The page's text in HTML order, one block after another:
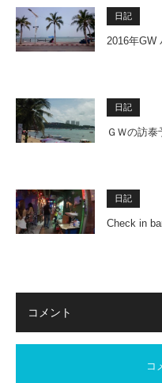
日記
2016年GW
日記
ＧＷの訪泰
日記
Check in
コメント
コ